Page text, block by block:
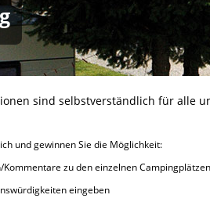
sind selbstverständlich für alle
gewinnen Sie die Möglichkeit:
zu den einzelnen
eingeben